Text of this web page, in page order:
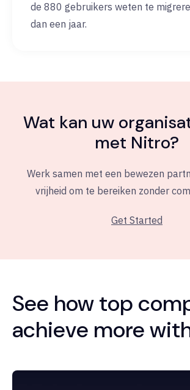
de 880 gebruikers weten te
dan een jaar.
Wat kan uw
met Nitro?
Werk samen met een bewezen
vrijheid om te bereiken zonder
Get Started
See how top
achieve more